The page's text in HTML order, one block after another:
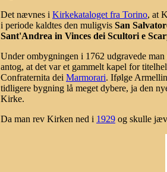
Det nævnes i Kirkekataloget fra Torino, at
i periode kaldtes den muligvis San
Sant'Andrea in Vinces dei Scultori e
Under ombygningen i 1762 udgravede
antog, at det var et gammelt kapel for
Confraternita dei Marmorari. Ifølge
tidligere bygning lå meget dybere, ja den
Kirke.
Da man rev Kirken ned i 1929 og skulle